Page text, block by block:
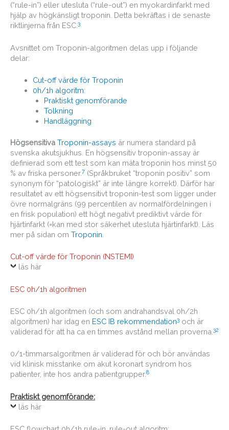
(“rule-in”) eller utesluta (“rule-out”) en myokardinfarkt med
hjälp av högkänsligt troponin. Detta bekräftas i de senaste
riktlinjerna från ESC.3
Avsnittet om Troponin-algoritmen delas upp i följande
delar:
Cut-off värde för Troponin
0h/1h algoritm:
Praktiskt genomförande
Tolkning
Handläggning
Högsensitiva Troponin-assays är numera standard på
svenska akutsjukhus. En högsensitiv troponin-assay är
definierad som ett test som kan mäta troponin hos minst 50
% av friska personer.7 (Språkbruket “troponin positiv” som
synonym för “patologiskt” är inte längre korrekt). Därför har
resultatet av ett högsensitivt troponin-test som ligger under
övre normalgräns (99 percentilen av normalfördelningen i
en frisk population) ett högt negativt prediktivt värde för
hjärtinfarkt (=kan med stor säkerhet utesluta hjärtinfarkt). Läs
mer på sidan om Troponin
Cut-off värde för Troponin (NSTEMI)
läs här
ESC 0h/1h algoritmen
ESC 0h/1h algoritmen (och som andrahandsval 0h/2h
algoritmen) har idag en ESC IB rekommendation3 och är
validerad för att ha ca en timmes avstånd mellan proverna. 32
0/1-timmarsalgoritmen är validerad för och bör användas
vid klinisk misstanke om akut koronart syndrom hos
patienter, inte hos andra patientgrupper.8
Praktiskt genomförande:
läs här